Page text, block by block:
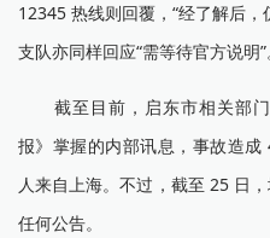
12345 热线则回覆，“经了解后
支队亦同样回应“需等待官方说明”
截至目前，启东市相关部门
报》掌握的内部讯息，事故造
人来自上海。不过，截至 25 日
任何公告。